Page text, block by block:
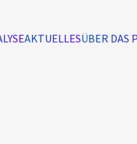
AKTUELLESÜBER DAS